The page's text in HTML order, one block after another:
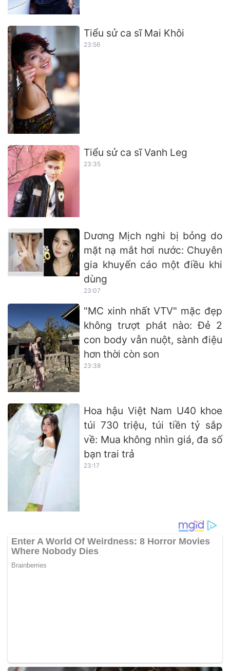
Tiểu sử ca sĩ Mai Khôi
23:56
Tiểu sử ca sĩ Vanh Leg
23:35
Dương Mịch nghi bị bỏng do
mặt nạ mắt hơi nước: Chuyên
gia khuyến cáo một điều khi
dùng
23:07
"MC xinh nhất VTV" mặc đẹp
không trượt phát nào: Đẻ 2
con body vẫn nuột, sành điệu
hơn thời còn son
23:38
Hoa hậu Việt Nam U40 khoe
túi 730 triệu, túi tiền tỷ sắp
về: Mua không nhìn giá, đa số
bạn trai trả
23:17